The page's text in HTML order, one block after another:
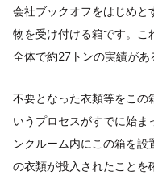
会社ブックオフをはじめと
物を受け付ける箱です。こ
全体で約27トンの実績があ
不要となった衣類等をこの
いうプロセスがすでに始ま
ンクルーム内にこの箱を
の衣類が投入されたことを